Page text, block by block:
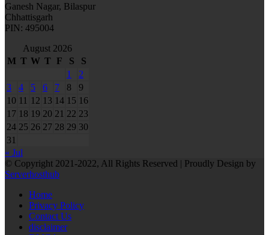
Ganesh Nagar, Bilaspur
Chhattisgarh
PIN: 495004
August 2026
M T W T F S
S
1
2
3
4 5 6 7 8
9
10 11 12 13 14 15 16
17 18 19 20 21 22 23
24 25 26 27 28 29 30
31
« Jul
© Copyright 2021-2022, All Rights Reserved | Proudly Design by
Serverhosthub
Home
Privacy Policy
Contact Us
disclaimer